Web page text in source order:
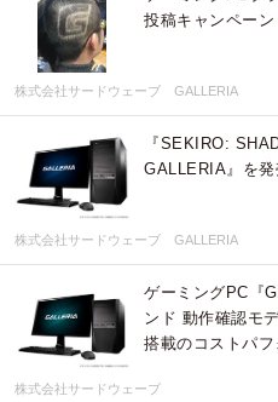
投稿キャンペー
株式会社サードウェーブ GALLERIA
『SEKIRO:
GALLERIA』を発
株式会社サードウェーブ GALLERIA
ゲーミングPC『
ンド 動作確認モ
搭載のコストパ
株式会社サードウェーブ